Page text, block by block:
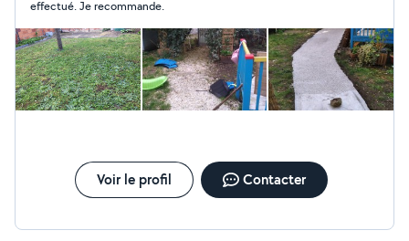
effectué. Je recommande.
Voir le profil Contacter